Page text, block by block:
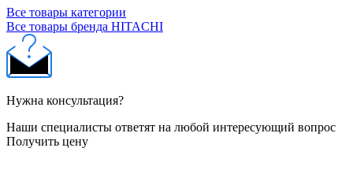
Все товары категории
Все товары бренда HITACHI
Нужна консультация?
Наши специалисты ответят на любой интересующий вопрос
Получить цену